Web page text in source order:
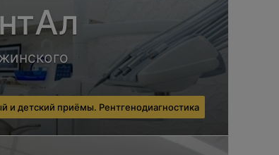
и детский приёмы. Рентгенодиагностика